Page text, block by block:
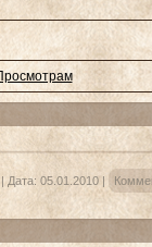
| Дата: 05.01.2010 |